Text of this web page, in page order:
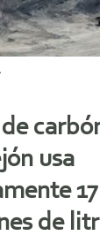
usa
17
de